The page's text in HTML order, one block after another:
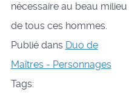
nécessaire au beau milieu
de tous ces hommes.
Publié dans Duo de
Maîtres - Personnages
Tags: